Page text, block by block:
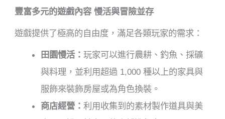
豐富多元的遊戲內容 慢活與冒險並存
遊戲提供了極高的自由度，滿足各類玩家的需求：
田園慢活： 玩家可以進行農耕、釣魚、採礦
與料理，並利用超過 1,000 種以上的家具與
服飾來裝飾房屋或為角色換裝。
商店經營：利用收集到的素材製作道具與美